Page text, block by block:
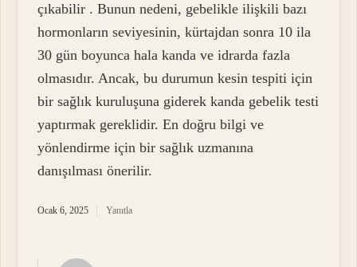
çıkabilir . Bunun nedeni, gebelikle ilişkili bazı
hormonların seviyesinin, kürtajdan sonra 10 ila
30 gün boyunca hala kanda ve idrarda fazla
olmasıdır. Ancak, bu durumun kesin tespiti için
bir sağlık kuruluşuna giderek kanda gebelik testi
yaptırmak gereklidir. En doğru bilgi ve
yönlendirme için bir sağlık uzmanına
danışılması önerilir.
Ocak 6, 2025 Yanıtla